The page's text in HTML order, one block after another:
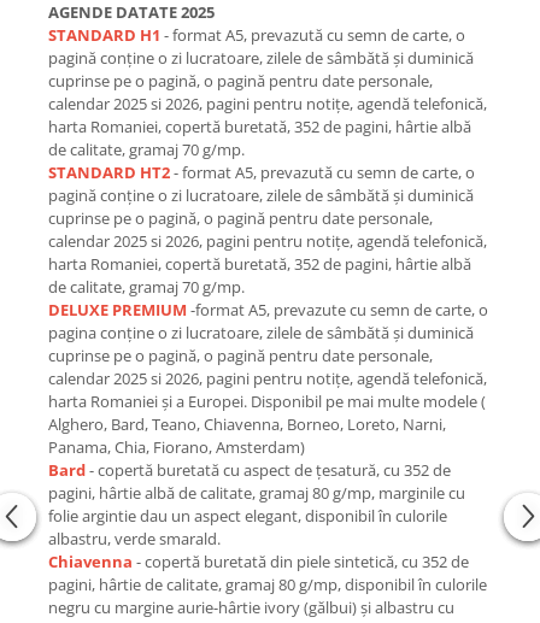
AGENDE DATATE 2025
STANDARD H1 - format A5, prevazută cu semn de carte, o
pagină conține o zi lucratoare, zilele de sâmbătă și duminică
cuprinse pe o pagină, o pagină pentru date personale,
calendar 2025 si 2026, pagini pentru notițe, agendă telefonică,
harta Romaniei, copertă buretată, 352 de pagini, hârtie albă
de calitate, gramaj 70 g/mp.
STANDARD HT2- format A5, prevazută cu semn de carte, o
pagină conține o zi lucratoare, zilele de sâmbătă și duminică
cuprinse pe o pagină, o pagină pentru date personale,
calendar 2025 si 2026, pagini pentru notițe, agendă telefonică,
harta Romaniei, copertă buretată, 352 de pagini, hârtie albă
de calitate, gramaj 70 g/mp.
DELUXE PREMIUM -format A5, prevazute cu semn de carte, o
pagina conține o zi lucratoare, zilele de sâmbătă și duminică
cuprinse pe o pagină, o pagină pentru date personale,
calendar 2025 si 2026, pagini pentru notițe, agendă telefonică,
harta Romaniei și a Europei. Disponibil pe mai multe modele (
Alghero, Bard, Teano, Chiavenna, Borneo, Loreto, Narni,
Panama, Chia, Fiorano, Amsterdam)
Bard- copertă buretată cu aspect de țesatură, cu 352 de
pagini, hârtie albă de calitate, gramaj 80 g/mp, marginile cu
folie argintie dau un aspect elegant, disponibil în culorile
albastru, verde smarald.
Chiavenna - copertă buretată din piele sintetică, cu 352 de
pagini, hârtie de calitate, gramaj 80 g/mp, disponibil în culorile
negru cu margine aurie-hârtie ivory (gălbui) și albastru cu